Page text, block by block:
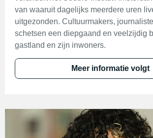
van waaruit dagelijks meerdere uren
uitgezonden. Cultuurmakers,
schetsen een diepgaand en veelzijdig
gastland en zijn inwoners.
Meer informatie volgt